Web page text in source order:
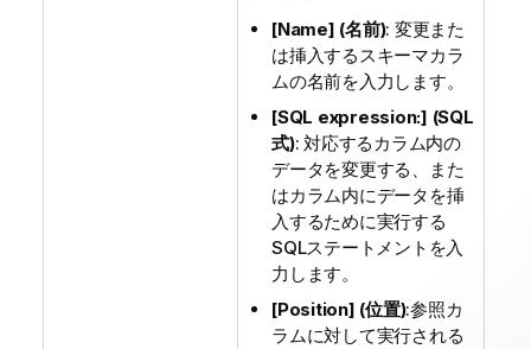
[Name] (名前): 変更また
は挿入するスキーマカラ
ムの名前を入力します。
[SQL expression:] (SQL
式): 対応するカラム内の
データを変更する、また
はカラム内にデータを挿
入するために実行する
SQLステートメントを入
力します。
[Position] (位置):参照カ
ラムに対して実行される